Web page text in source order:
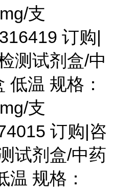
支
订购|
测试剂盒/中
低温 规格：
支
订购|咨
试剂盒/中药
温 规格：